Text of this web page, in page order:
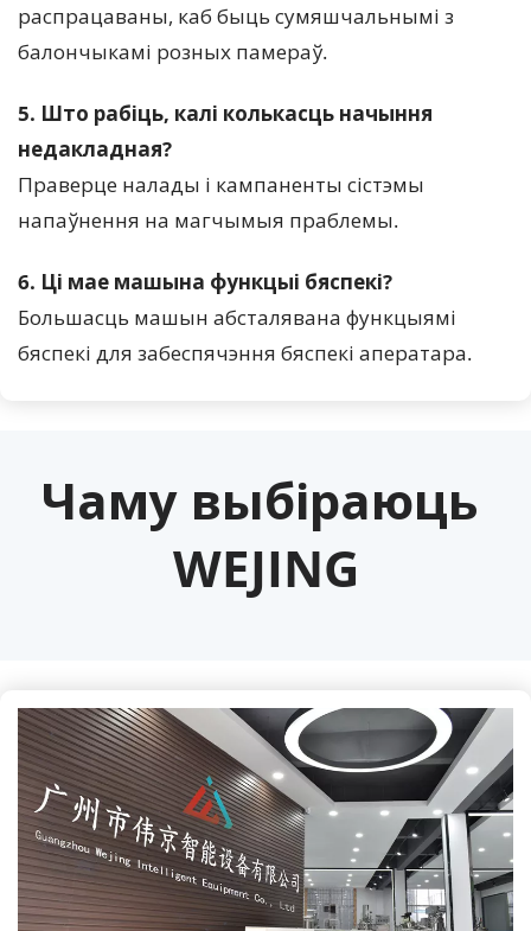
распрацаваны, каб быць сумяшчальнымі з
балончыкамі розных памераў.
5. Што рабіць, калі колькасць начыння
недакладная?
Праверце налады і кампаненты сістэмы
напаўнення на магчымыя праблемы.
6. Ці мае машына функцыі бяспекі?
Большасць машын абсталявана функцыямі
бяспекі для забеспячэння бяспекі аператара.
Чаму выбіраюць
WEJING